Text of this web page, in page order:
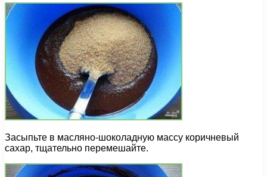
Засыпьте в масляно-шоколадную массу коричневый
сахар, тщательно перемешайте.